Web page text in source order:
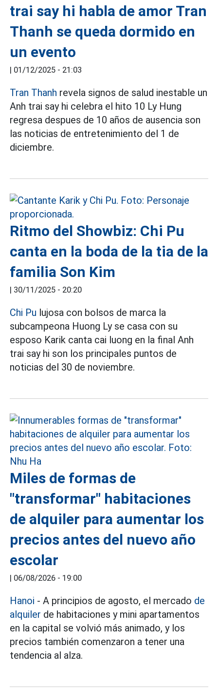
trai say hi habla de amor Tran
Thanh se queda dormido en
un evento
01/12/2025 - 21:03
Tran Thanh revela signos de salud inestable un
Anh trai say hi celebra el hito 10 Ly Hung
regresa despues de 10 años de ausencia son
las noticias de entretenimiento del 1 de
diciembre.
Ritmo del Showbiz: Chi Pu
canta en la boda de la tia de la
familia Son Kim
30/11/2025 - 20:20
Chi Pu lujosa con bolsos de marca la
subcampeona Huong Ly se casa con su
esposo Karik canta cai luong en la final Anh
trai say hi son los principales puntos de
noticias del 30 de noviembre.
Miles de formas de
"transformar" habitaciones
de alquiler para aumentar los
precios antes del nuevo año
escolar
06/08/2026 - 19:00
Hanoi - A principios de agosto, el mercado de
alquiler de habitaciones y mini apartamentos
en la capital se volvió más animado, y los
precios también comenzaron a tener una
tendencia al alza.